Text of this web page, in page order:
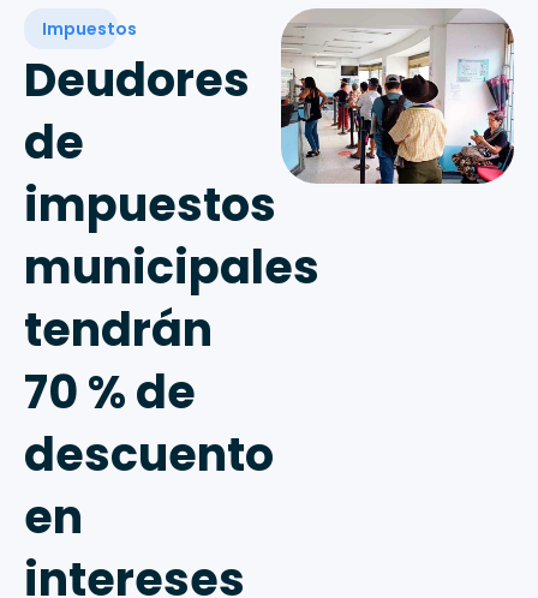
Impuestos
Deudores
de
impuestos
municipales
tendrán
70 % de
descuento
en
intereses